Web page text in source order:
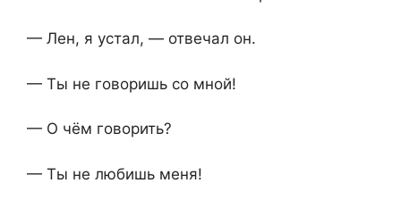
— Лен, я устал, — отвечал он.
— Ты не говоришь со мной!
— О чём говорить?
— Ты не любишь меня!